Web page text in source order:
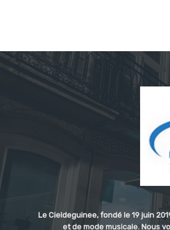
Le Cieldeguinee, fondé le 19 juin
et de mode musicale. Nous